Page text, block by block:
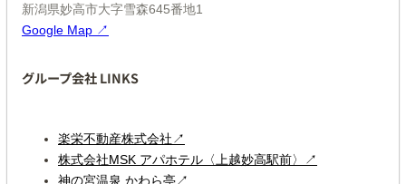
新潟県妙高市大字雪森645番地1
Google Map ↗
グループ会社 LINKS
楽栄不動産株式会社↗
株式会社MSK アパホテル〈上越妙高駅前〉↗
神の宮温泉 かわら亭↗